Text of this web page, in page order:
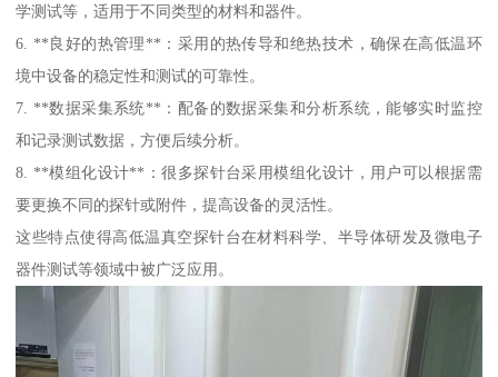
学测试等，适用于不同类型的材料和器件。
6. **良好的热管理**：采用的热传导和绝热技术，确保在高低温环
境中设备的稳定性和测试的可靠性。
7. **数据采集系统**：配备的数据采集和分析系统，能够实时监控
和记录测试数据，方便后续分析。
8. **模组化设计**：很多探针台采用模组化设计，用户可以根据需
要更换不同的探针或附件，提高设备的灵活性。
这些特点使得高低温真空探针台在材料科学、半导体研发及微电子
器件测试等领域中被广泛应用。